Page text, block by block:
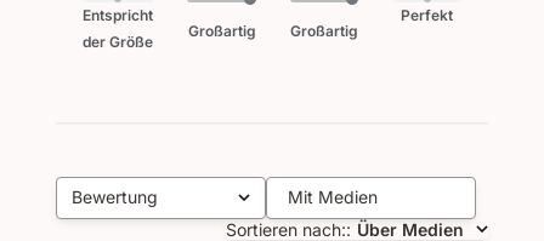
Entspricht
der Größe
Großartig Großartig
Perfekt
Bewertung
Alle Bewertungen
Mit Medien
Sortieren nach:: Über Medien